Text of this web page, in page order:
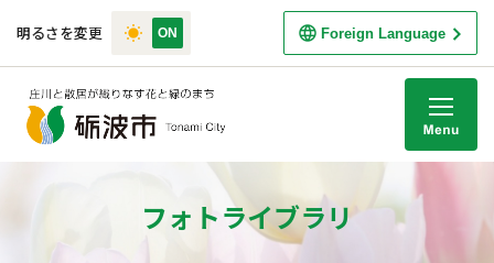
明るさを変更 Foreign Language
フォトライブラリ